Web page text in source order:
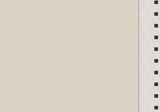
■
■
■
■
■
■
■
■
■
■